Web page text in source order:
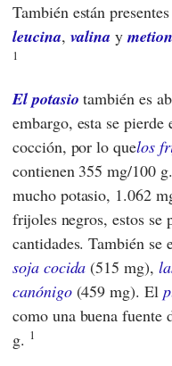
También están presentes
leucina, valina y
1
El potasio también es
embargo, esta se
cocción, por lo quelos
contienen 355 mg/100 g.
mucho potasio, 1.062
frijoles negros, estos se
cantidades. También
soja cocida (515 mg),
canónigo(459 mg). El
como una buena fuente
g. 1